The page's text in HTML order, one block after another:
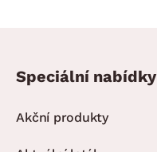
Speciální nabídky
Akční produkty